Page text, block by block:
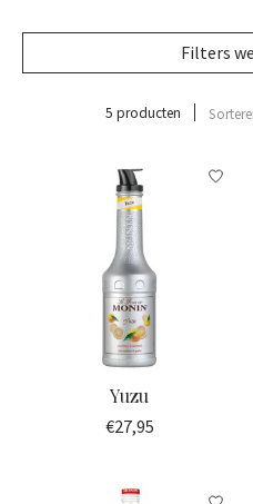
Filters
5 producten
Yuzu
€27,95